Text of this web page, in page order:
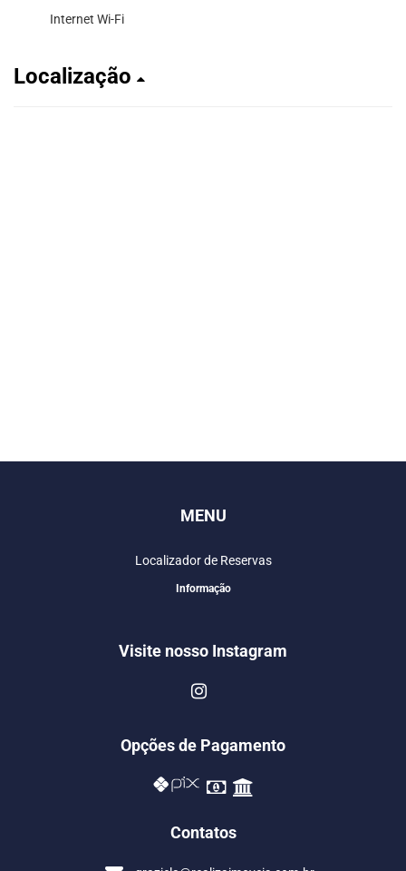
Internet Wi-Fi
Localização
MENU
Localizador de Reservas
Informação
Visite nosso Instagram
Opções de Pagamento
Contatos